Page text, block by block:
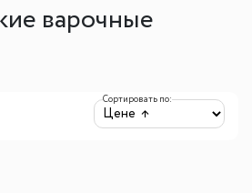
варочные
Сортировать по: